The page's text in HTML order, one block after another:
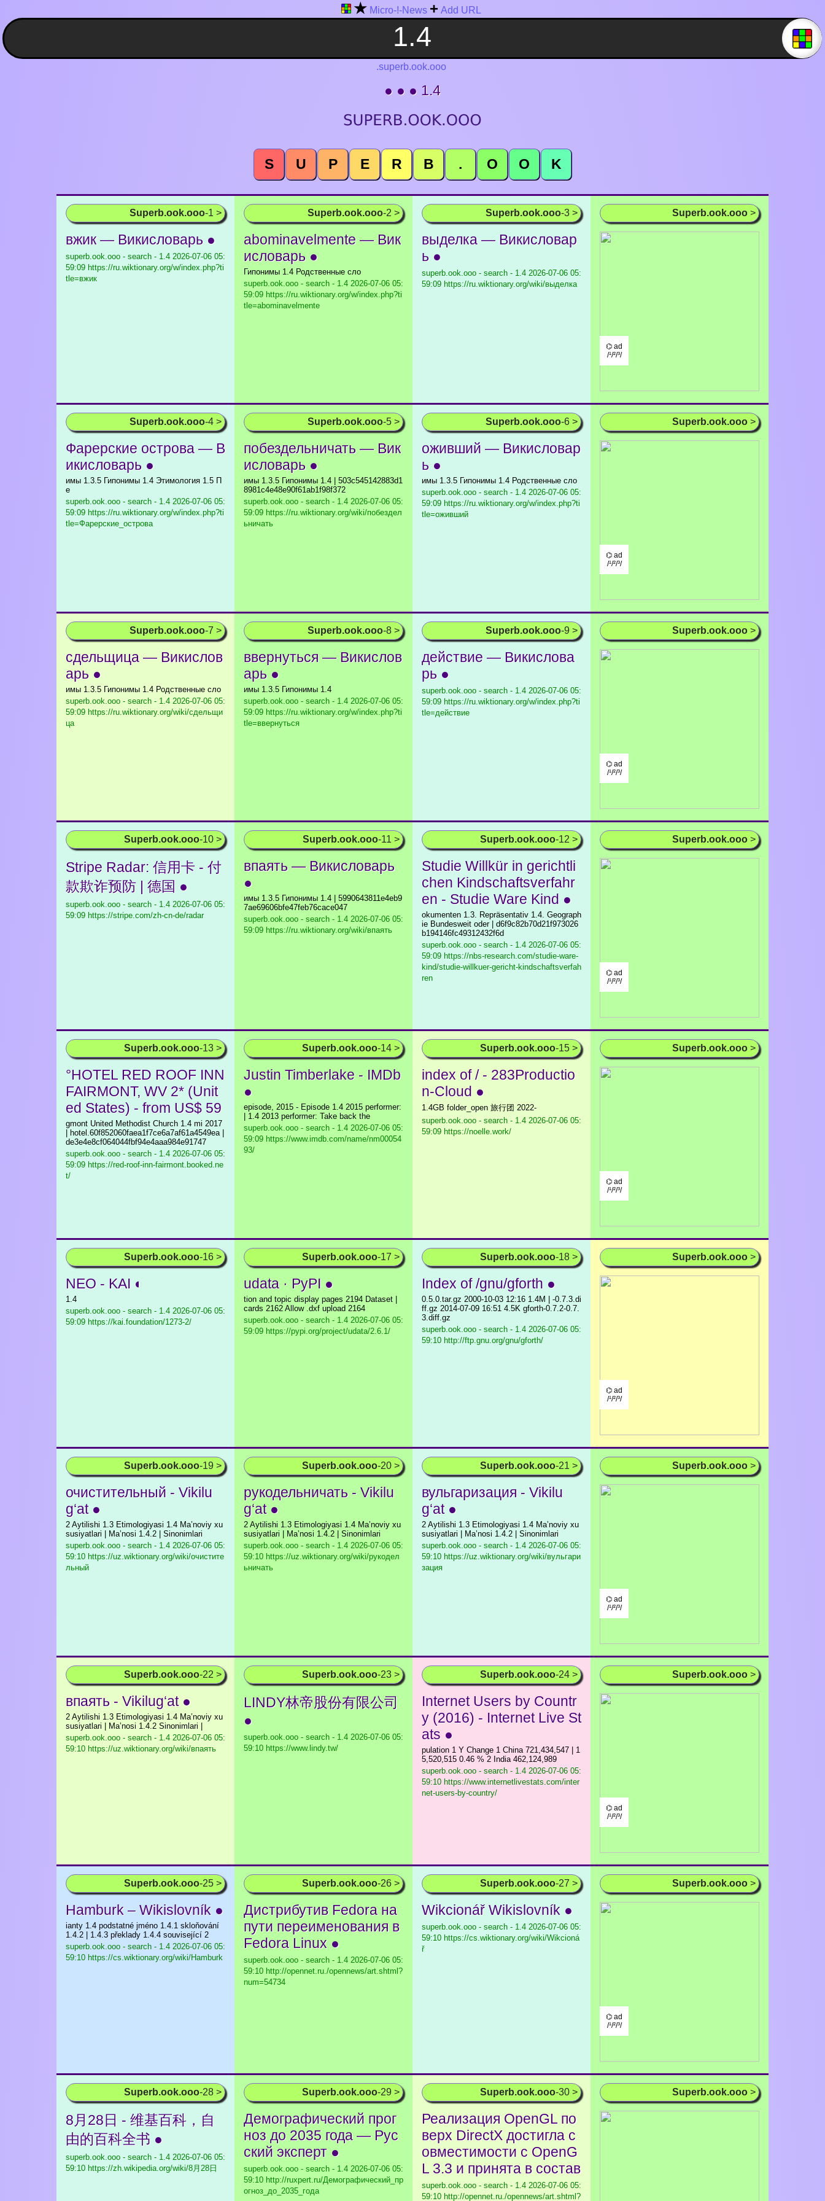
★ Micro-!-News + Add URL
.superb.ook.ooo
● ● ● 1.4
S U P E R B . O O K
Superb.ook.ooo-1 >
вжик — Викисловарь ●
superb.ook.ooo - search - 1.4 2026-07-06 05:
59:09 https://ru.wiktionary.org/w/index.php?ti
tle=вжик
Superb.ook.ooo-2 >
abominavelmente — Вик
исловарь ●
Гипонимы 1.4 Родственные сло
superb.ook.ooo - search - 1.4 2026-07-06 05:
59:09 https://ru.wiktionary.org/w/index.php?ti
tle=abominavelmente
Superb.ook.ooo-3 >
выделка — Викисловар
ь ●
superb.ook.ooo - search - 1.4 2026-07-06 05:
59:09 https://ru.wiktionary.org/wiki/выделка
Superb.ook.ooo >
⌬ ad
/¹/²/³/
Superb.ook.ooo-4 >
Фарерские острова — В
икисловарь ●
имы 1.3.5 Гипонимы 1.4 Этимология 1.5 П
е
superb.ook.ooo - search - 1.4 2026-07-06 05:
59:09 https://ru.wiktionary.org/w/index.php?ti
tle=Фарерские_острова
Superb.ook.ooo-5 >
побездельничать — Вик
исловарь ●
имы 1.3.5 Гипонимы 1.4 | 503c545142883d1
8981c4e48e90f61ab1f98f372
superb.ook.ooo - search - 1.4 2026-07-06 05:
59:09 https://ru.wiktionary.org/wiki/побездел
ьничать
Superb.ook.ooo-6 >
оживший — Викисловар
ь ●
имы 1.3.5 Гипонимы 1.4 Родственные сло
superb.ook.ooo - search - 1.4 2026-07-06 05:
59:09 https://ru.wiktionary.org/w/index.php?ti
tle=оживший
Superb.ook.ooo >
⌬ ad
/¹/²/³/
Superb.ook.ooo-7 >
сдельщица — Викислов
арь ●
имы 1.3.5 Гипонимы 1.4 Родственные сло
superb.ook.ooo - search - 1.4 2026-07-06 05:
59:09 https://ru.wiktionary.org/wiki/сдельщи
ца
Superb.ook.ooo-8 >
ввернуться — Викислов
арь ●
имы 1.3.5 Гипонимы 1.4
superb.ook.ooo - search - 1.4 2026-07-06 05:
59:09 https://ru.wiktionary.org/w/index.php?ti
tle=ввернуться
Superb.ook.ooo-9 >
действие — Викислова
рь ●
superb.ook.ooo - search - 1.4 2026-07-06 05:
59:09 https://ru.wiktionary.org/w/index.php?ti
tle=действие
Superb.ook.ooo >
⌬ ad
/¹/²/³/
Superb.ook.ooo-10 >
Stripe Radar: 信用卡 - 付
款欺诈预防 | 德国 ●
superb.ook.ooo - search - 1.4 2026-07-06 05:
59:09 https://stripe.com/zh-cn-de/radar
Superb.ook.ooo-11 >
впаять — Викисловарь
●
имы 1.3.5 Гипонимы 1.4 | 5990643811e4eb9
7ae69606bfe47feb76cace047
superb.ook.ooo - search - 1.4 2026-07-06 05:
59:09 https://ru.wiktionary.org/wiki/впаять
Superb.ook.ooo-12 >
Studie Willkür in gerichtli
chen Kindschaftsverfahr
en - Studie Ware Kind ●
okumenten 1.3. Repräsentativ 1.4. Geograph
ie Bundesweit oder | d6f9c82b70d21f973026
b194146fc49312432f6d
superb.ook.ooo - search - 1.4 2026-07-06 05:
59:09 https://nbs-research.com/studie-ware-
kind/studie-willkuer-gericht-kindschaftsverfah
ren
Superb.ook.ooo >
⌬ ad
/¹/²/³/
Superb.ook.ooo-13 >
°HOTEL RED ROOF INN
FAIRMONT, WV 2* (Unit
ed States) - from US$ 59
gmont United Methodist Church 1.4 mi 2017
| hotel.60f852060faea1f7ce6a7af61a4549ea |
de3e4e8cf064044fbf94e4aaa984e91747
superb.ook.ooo - search - 1.4 2026-07-06 05:
59:09 https://red-roof-inn-fairmont.booked.ne
t/
Superb.ook.ooo-14 >
Justin Timberlake - IMDb
●
episode, 2015 - Episode 1.4 2015 performer:
| 1.4 2013 performer: Take back the
superb.ook.ooo - search - 1.4 2026-07-06 05:
59:09 https://www.imdb.com/name/nm00054
93/
Superb.ook.ooo-15 >
index of / - 283Productio
n-Cloud ●
1.4GB folder_open 旅行团 2022-
superb.ook.ooo - search - 1.4 2026-07-06 05:
59:09 https://noelle.work/
Superb.ook.ooo >
⌬ ad
/¹/²/³/
Superb.ook.ooo-16 >
NEO - KAI ◐
1.4
superb.ook.ooo - search - 1.4 2026-07-06 05:
59:09 https://kai.foundation/1273-2/
Superb.ook.ooo-17 >
udata · PyPI ●
tion and topic display pages 2194 Dataset |
cards 2162 Allow .dxf upload 2164
superb.ook.ooo - search - 1.4 2026-07-06 05:
59:09 https://pypi.org/project/udata/2.6.1/
Superb.ook.ooo-18 >
Index of /gnu/gforth ●
0.5.0.tar.gz 2000-10-03 12:16 1.4M | -0.7.3.di
ff.gz 2014-07-09 16:51 4.5K gforth-0.7.2-0.7.
3.diff.gz
superb.ook.ooo - search - 1.4 2026-07-06 05:
59:10 http://ftp.gnu.org/gnu/gforth/
Superb.ook.ooo >
⌬ ad
/¹/²/³/
Superb.ook.ooo-19 >
очистительный - Vikilu
g‘at ●
2 Aytilishi 1.3 Etimologiyasi 1.4 Maʼnoviy xu
susiyatlari | Maʼnosi 1.4.2 | Sinonimlari
superb.ook.ooo - search - 1.4 2026-07-06 05:
59:10 https://uz.wiktionary.org/wiki/очистите
льный
Superb.ook.ooo-20 >
рукодельничать - Vikilu
g‘at ●
2 Aytilishi 1.3 Etimologiyasi 1.4 Maʼnoviy xu
susiyatlari | Maʼnosi 1.4.2 | Sinonimlari
superb.ook.ooo - search - 1.4 2026-07-06 05:
59:10 https://uz.wiktionary.org/wiki/рукодел
ьничать
Superb.ook.ooo-21 >
вульгаризация - Vikilu
g‘at ●
2 Aytilishi 1.3 Etimologiyasi 1.4 Maʼnoviy xu
susiyatlari | Maʼnosi 1.4.2 | Sinonimlari
superb.ook.ooo - search - 1.4 2026-07-06 05:
59:10 https://uz.wiktionary.org/wiki/вульгари
зация
Superb.ook.ooo >
⌬ ad
/¹/²/³/
Superb.ook.ooo-22 >
впаять - Vikilug‘at ●
2 Aytilishi 1.3 Etimologiyasi 1.4 Maʼnoviy xu
susiyatlari | Maʼnosi 1.4.2 Sinonimlari |
superb.ook.ooo - search - 1.4 2026-07-06 05:
59:10 https://uz.wiktionary.org/wiki/впаять
Superb.ook.ooo-23 >
LINDY林帝股份有限公司
●
superb.ook.ooo - search - 1.4 2026-07-06 05:
59:10 https://www.lindy.tw/
Superb.ook.ooo-24 >
Internet Users by Countr
y (2016) - Internet Live St
ats ●
pulation 1 Y Change 1 China 721,434,547 | 1
5,520,515 0.46 % 2 India 462,124,989
superb.ook.ooo - search - 1.4 2026-07-06 05:
59:10 https://www.internetlivestats.com/inter
net-users-by-country/
Superb.ook.ooo >
⌬ ad
/¹/²/³/
Superb.ook.ooo-25 >
Hamburk – Wikislovník ●
ianty 1.4 podstatné jméno 1.4.1 skloňování
1.4.2 | 1.4.3 překlady 1.4.4 související 2
superb.ook.ooo - search - 1.4 2026-07-06 05:
59:10 https://cs.wiktionary.org/wiki/Hamburk
Superb.ook.ooo-26 >
Дистрибутив Fedora на
пути переименования в
Fedora Linux ●
superb.ook.ooo - search - 1.4 2026-07-06 05:
59:10 http://opennet.ru./opennews/art.shtml?
num=54734
Superb.ook.ooo-27 >
Wikcionář Wikislovník ●
superb.ook.ooo - search - 1.4 2026-07-06 05:
59:10 https://cs.wiktionary.org/wiki/Wikcioná
ř
Superb.ook.ooo >
⌬ ad
/¹/²/³/
Superb.ook.ooo-28 >
8月28日 - 维基百科，自
由的百科全书 ●
superb.ook.ooo - search - 1.4 2026-07-06 05:
59:10 https://zh.wikipedia.org/wiki/8月28日
Superb.ook.ooo-29 >
Демографический прог
ноз до 2035 года — Рус
ский эксперт ●
superb.ook.ooo - search - 1.4 2026-07-06 05:
59:10 http://ruxpert.ru/Демографический_пр
огноз_до_2035_года
Superb.ook.ooo-30 >
Реализация OpenGL по
верх DirectX достигла с
овместимости с OpenG
L 3.3 и принята в состав
superb.ook.ooo - search - 1.4 2026-07-06 05:
59:10 http://opennet.ru./opennews/art.shtml?
Superb.ook.ooo >